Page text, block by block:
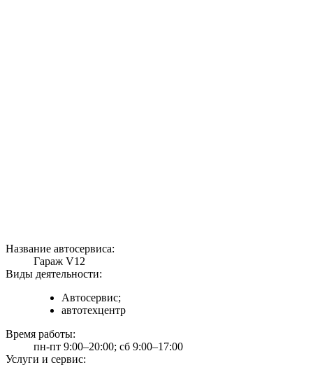
Название автосервиса:
Гараж V12
Виды деятельности:
Автосервис;
автотехцентр
Время работы:
пн-пт 9:00–20:00; сб 9:00–17:00
Услуги и сервис: